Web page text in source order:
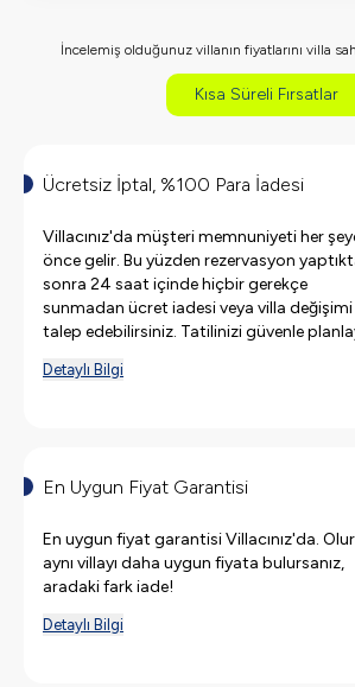
İncelemiş olduğunuz villanın fiyatlarını villa
Kısa Süreli Fırsatlar
Ücretsiz İptal, %100 Para İadesi
Villacınız'da müşteri memnuniyeti her
önce gelir. Bu yüzden rezervasyon
sonra 24 saat içinde hiçbir gerekçe
sunmadan ücret iadesi veya villa değişimi
talep edebilirsiniz. Tatilinizi güvenle
Detaylı Bilgi
En Uygun Fiyat Garantisi
En uygun fiyat garantisi Villacınız'da.
aynı villayı daha uygun fiyata bulursanız,
aradaki fark iade!
Detaylı Bilgi